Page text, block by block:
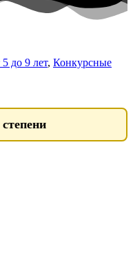
до 9 лет, Конкурсные